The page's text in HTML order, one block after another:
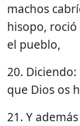
machos
hisopo,
el pueblo,
20.
que Dios os
21. Y